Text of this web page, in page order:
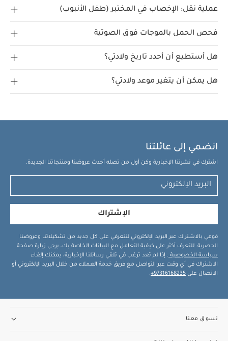
عملية نقل: الإخصاب في المختبر (طفل الأنبوب)
فحص الحمل بالموجات فوق الصوتية
هل أستطيع أن أحدد تاريخ ولادتي؟
هل يمكن أن يتغير موعد ولادتي؟
انضمي إلى عائلتنا
اشترك في نشرتنا الإخبارية وكن أول من تصله أحدث عروضنا ومنتجاتنا الجديدة.
الإشتراك
قومي بالاشتراك عبر البريد الإلكتروني لتتعرفي على كل جديد من تشكيلاتنا وعروضنا
الحصرية. للتعرف أكثر على كيفية التعامل مع البيانات الخاصة بك، يرجى زيارة صفحة
سياسة الخصوصية . إذا لم تعد ترغب في تلقي رسائلنا الإخبارية، يمكنك إلغاء
الاشتراك في أي وقت عبر التواصل مع فريق خدمة العملاء من خلال البريد الإلكتروني أو
الاتصال على 97316168235+
.
تسوق معنا